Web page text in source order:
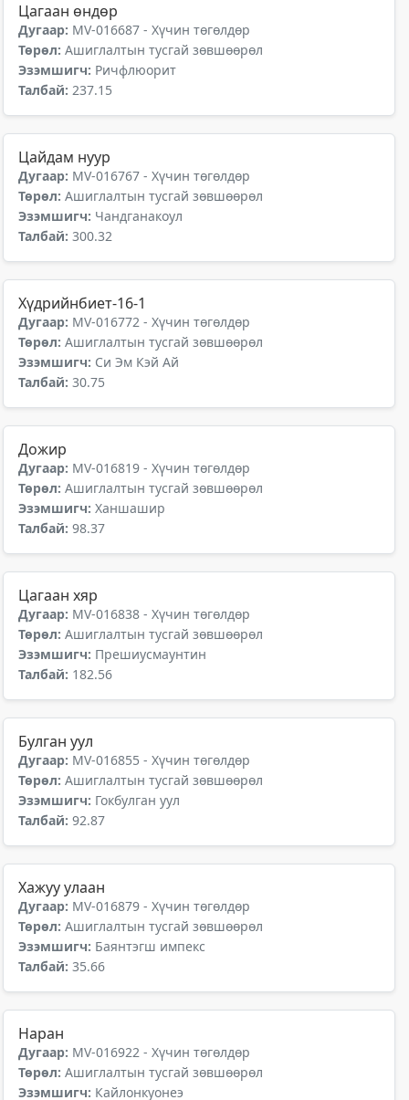
Цагаан өндөр
Дугаар: MV-016687 - Хүчин төгөлдөр
Төрөл: Ашиглалтын тусгай зөвшөөрөл
Эзэмшигч: Ричфлюорит
Талбай: 237.15
Цайдам нуур
Дугаар: MV-016767 - Хүчин төгөлдөр
Төрөл: Ашиглалтын тусгай зөвшөөрөл
Эзэмшигч: Чандганакоул
Талбай: 300.32
Хүдрийнбиет-16-1
Дугаар: MV-016772 - Хүчин төгөлдөр
Төрөл: Ашиглалтын тусгай зөвшөөрөл
Эзэмшигч: Си Эм Кэй Ай
Талбай: 30.75
Дожир
Дугаар: MV-016819 - Хүчин төгөлдөр
Төрөл: Ашиглалтын тусгай зөвшөөрөл
Эзэмшигч: Ханшашир
Талбай: 98.37
Цагаан хяр
Дугаар: MV-016838 - Хүчин төгөлдөр
Төрөл: Ашиглалтын тусгай зөвшөөрөл
Эзэмшигч: Прешиусмаунтин
Талбай: 182.56
Булган уул
Дугаар: MV-016855 - Хүчин төгөлдөр
Төрөл: Ашиглалтын тусгай зөвшөөрөл
Эзэмшигч: Гокбулган уул
Талбай: 92.87
Хажуу улаан
Дугаар: MV-016879 - Хүчин төгөлдөр
Төрөл: Ашиглалтын тусгай зөвшөөрөл
Эзэмшигч: Баянтэгш импекс
Талбай: 35.66
Наран
Дугаар: MV-016922 - Хүчин төгөлдөр
Төрөл: Ашиглалтын тусгай зөвшөөрөл
Эзэмшигч: Кайлонкуонеэ